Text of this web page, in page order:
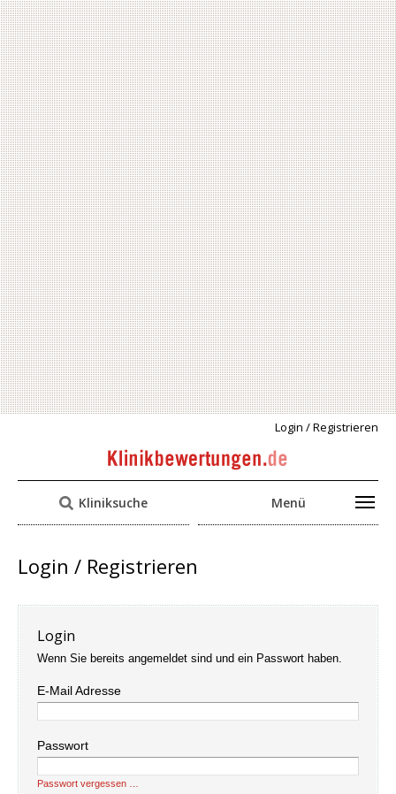
Login / Registrieren
Kliniksuche Menü
Login / Registrieren
Login
Wenn Sie bereits angemeldet sind und ein Passwort haben.
E-Mail Adresse
Passwort
Passwort vergessen …